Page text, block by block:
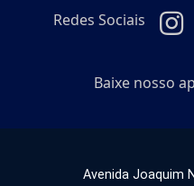
Redes Sociais
Baixe nosso
Avenida Joaquim